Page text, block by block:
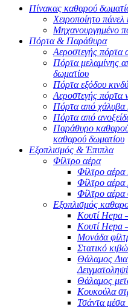
Πίνακας καθαρού
Χειροποίητο
Μηχανουργημένο
Πόρτα & Παράθυρα
Αεροστεγής πόρτα
Πόρτα μελαμίνης
δωματίου
Πόρτα εξόδου
Αεροστεγής πόρτα
Πόρτα από χάλυβα
Πόρτα από
Παράθυρο καθαρού
καθαρού δωματίου
Εξοπλισμός & Έπιπλα
Φίλτρο αέρα
Φίλτρο αέρα
Φίλτρο αέρα
Φίλτρο
Εξοπλισμός
Κουτί Hepa
Κουτί Hepa
Μονάδα
Στατικό
Θάλαμος
Θάλαμος
Κουκούλα
Τσάντα